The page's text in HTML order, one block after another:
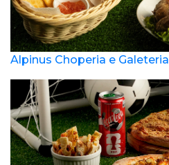
Alpinus Choperia e Galeteria